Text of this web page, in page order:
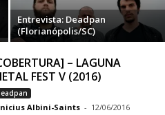
Entrevista: Deadpan
(Florianópolis/SC)
– LAGUNA
FEST V (2016)
Albini-Saints - 12/06/2016